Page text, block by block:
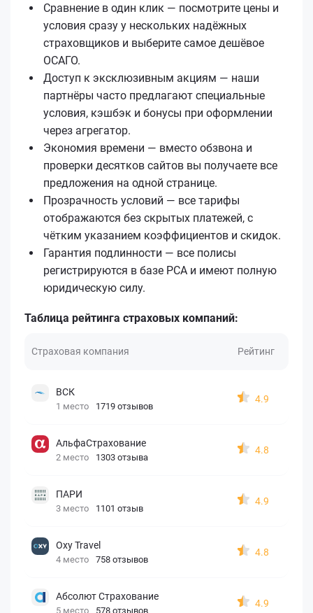
Сравнение в один клик — посмотрите цены и
условия сразу у нескольких надёжных
страховщиков и выберите самое дешёвое
ОСАГО.
Доступ к эксклюзивным акциям — наши
партнёры часто предлагают специальные
условия, кэшбэк и бонусы при оформлении
через агрегатор.
Экономия времени — вместо обзвона и
проверки десятков сайтов вы получаете все
предложения на одной странице.
Прозрачность условий — все тарифы
отображаются без скрытых платежей, с
чётким указанием коэффициентов и скидок.
Гарантия подлинности — все полисы
регистрируются в базе РСА и имеют полную
юридическую силу.
Таблица рейтинга страховых компаний:
Страховая компания Рейтинг
ВСК
1 место 1719 отзывов
4.9
АльфаСтрахование
2 место 1303 отзыва
4.8
ПАРИ
3 место 1101 отзыв
4.9
Oxy Travel
4 место 758 отзывов
4.8
Абсолют Страхование
5 место 578 отзывов
4.9